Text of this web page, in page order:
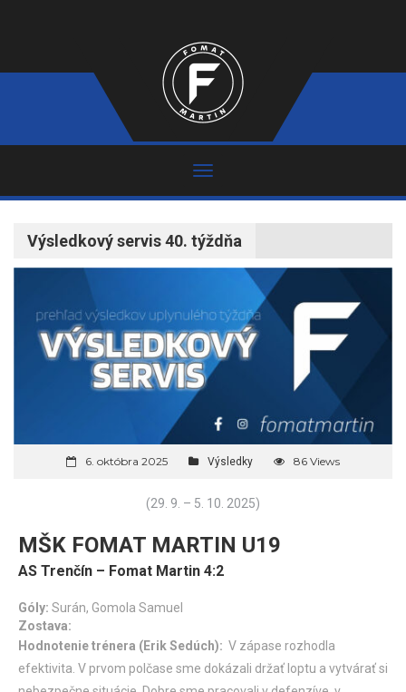
Výsledkový servis 40. týždňa
6. októbra 2025 Výsledky 86 Views
(29. 9. – 5. 10. 2025)
MŠK FOMAT MARTIN U19
AS Trenčín – Fomat Martin 4:2
Góly: Surán, Gomola Samuel
Zostava:
Hodnotenie trénera (Erik Sedúch): V zápase rozhodla
efektivita. V prvom polčase sme dokázali držať loptu a vytvárať si